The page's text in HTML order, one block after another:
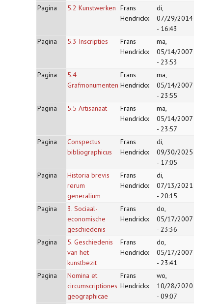
Pagina
5.2 Kunstwerken Frans
Hendrickx
di,
07/29/2014
- 16:43
Pagina
5.3 Inscripties
Frans
Hendrickx
ma,
05/14/2007
- 23:53
Pagina
5.4
Grafmonumenten
Frans
Hendrickx
ma,
05/14/2007
- 23:55
Pagina
5.5 Artisanaat
Frans
Hendrickx
ma,
05/14/2007
- 23:57
Pagina
Conspectus
bibliographicus
Frans
Hendrickx
di,
09/30/2025
- 17:05
Pagina
Historia brevis
rerum
generalium
Frans
Hendrickx
di,
07/13/2021
- 20:15
Pagina
3. Sociaal-
economische
geschiedenis
Frans
Hendrickx
do,
05/17/2007
- 23:36
Pagina
5. Geschiedenis
van het
kunstbezit
Frans
Hendrickx
do,
05/17/2007
- 23:41
Pagina
Nomina et
circumscriptiones
geographicae
Frans
Hendrickx
wo,
10/28/2020
- 09:07